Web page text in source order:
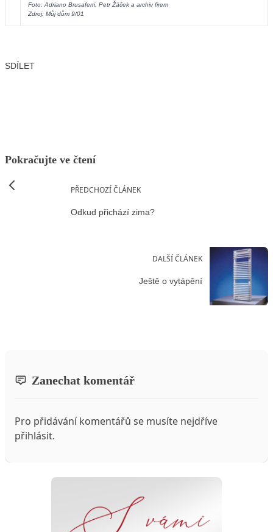
Foto: Adriano Brusaferri, Petr Žáček a archiv firem
Zdroj: Můj dům 9/01
SDÍLET
Pokračujte ve čtení
PŘEDCHOZÍ ČLÁNEK
Odkud přichází zima?
DALŠÍ ČLÁNEK
Ještě o vytápění
Zanechat komentář
Pro přidávání komentářů se musíte nejdříve
přihlásit.